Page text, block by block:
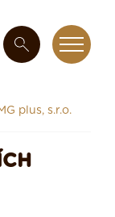
plus, s.r.o.